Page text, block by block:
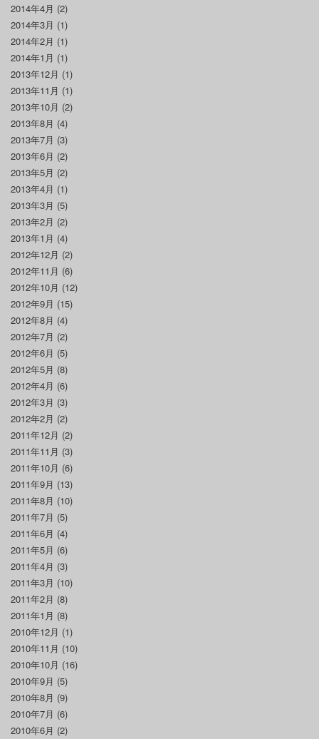
2014年4月 (2)
2014年3月 (1)
2014年2月 (1)
2014年1月 (1)
2013年12月 (1)
2013年11月 (1)
2013年10月 (2)
2013年8月 (4)
2013年7月 (3)
2013年6月 (2)
2013年5月 (2)
2013年4月 (1)
2013年3月 (5)
2013年2月 (2)
2013年1月 (4)
2012年12月 (2)
2012年11月 (6)
2012年10月 (12)
2012年9月 (15)
2012年8月 (4)
2012年7月 (2)
2012年6月 (5)
2012年5月 (8)
2012年4月 (6)
2012年3月 (3)
2012年2月 (2)
2011年12月 (2)
2011年11月 (3)
2011年10月 (6)
2011年9月 (13)
2011年8月 (10)
2011年7月 (5)
2011年6月 (4)
2011年5月 (6)
2011年4月 (3)
2011年3月 (10)
2011年2月 (8)
2011年1月 (8)
2010年12月 (1)
2010年11月 (10)
2010年10月 (16)
2010年9月 (5)
2010年8月 (9)
2010年7月 (6)
2010年6月 (2)